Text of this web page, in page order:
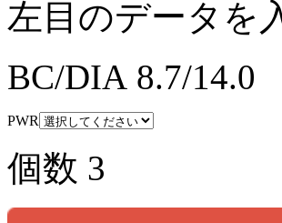
左目のデータを
BC/DIA 8.7/14.0
PWR
個数 3